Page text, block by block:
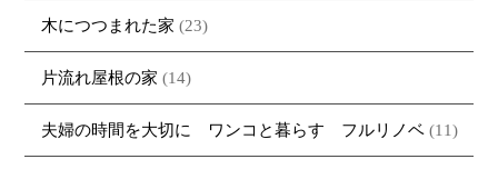
木につつまれた家 (23)
片流れ屋根の家 (14)
夫婦の時間を大切に ワンコと暮らす フルリノベ (11)